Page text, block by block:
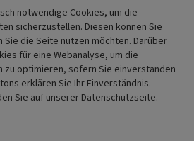
Denkmalpflege,
als 1:20.000)
Archivauswertung
notwendige Cookies, um die
sicherzustellen. Diesen können Sie
die Seite nutzen möchten. Darüber
für eine Webanalyse, um die
zu optimieren, sofern Sie einverstanden
erklären Sie Ihr Einverständnis.
Sie auf unserer Datenschutzseite.